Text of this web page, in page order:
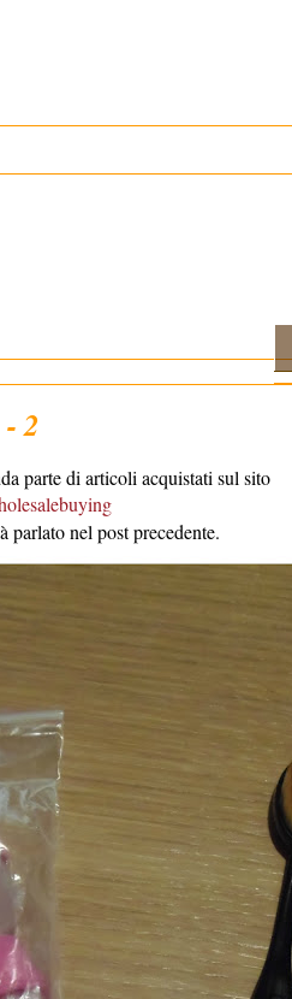
2
parte di articoli acquistati sul sito
parlato nel post precedente.